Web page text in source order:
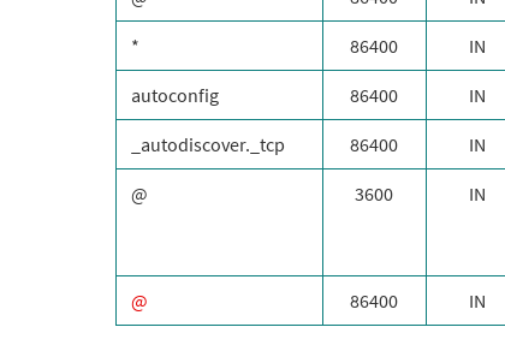
* 86400 IN
autoconfig 86400 IN
_autodiscover._tcp 86400 IN
@ 3600 IN
@ 86400 IN